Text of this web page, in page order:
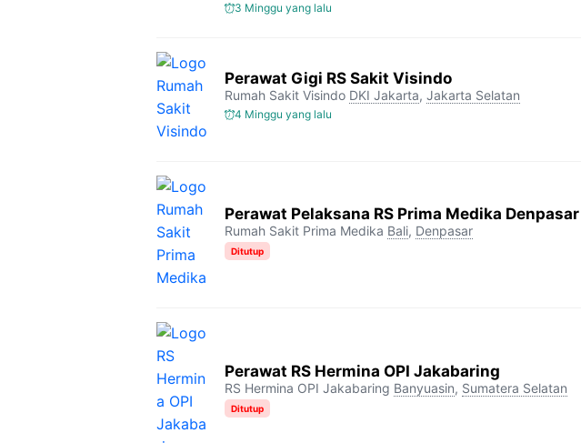
3 Minggu yang lalu
Perawat Gigi RS Sakit Visindo
Rumah Sakit Visindo DKI Jakarta, Jakarta Selatan
4 Minggu yang lalu
Perawat Pelaksana RS Prima Medika Denpasar
Rumah Sakit Prima Medika Bali, Denpasar
Ditutup
Perawat RS Hermina OPI Jakabaring
RS Hermina OPI Jakabaring Banyuasin, Sumatera Selatan
Ditutup